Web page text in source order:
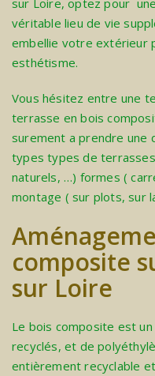
sur Loire, optez pour
véritable lieu de vie
embellie votre extérieur
esthétisme.
Vous hésitez entre une
terrasse en bois
surement a prendre une
types types de
naturels, …) formes (
montage ( sur plots, sur
composite
sur Loire
Le bois composite est
recyclés, et de
entièrement recyclable